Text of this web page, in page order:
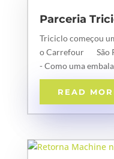
Parceria
Triciclo começou
o Carrefour São
- Como uma
READ